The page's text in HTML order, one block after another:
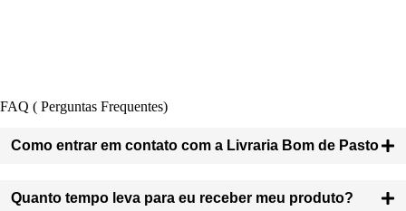
FAQ ( Perguntas Frequentes)
Como entrar em contato com a Livraria Bom de Pasto
Quanto tempo leva para eu receber meu produto?